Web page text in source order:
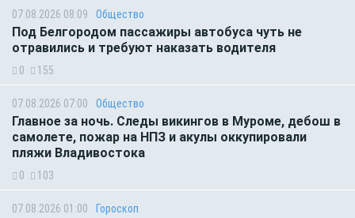
07.08.2026 08:09 Общество
Под Белгородом пассажиры автобуса чуть не
отравились и требуют наказать водителя
0 155
07.08.2026 07:00 Общество
Главное за ночь. Следы викингов в Муроме, дебош в
самолете, пожар на НПЗ и акулы оккупировали
пляжи Владивостока
0 103
07.08.2026 01:00 Гороскоп